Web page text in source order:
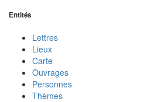
Entités
Lettres
Lieux
Carte
Ouvrages
Personnes
Thèmes